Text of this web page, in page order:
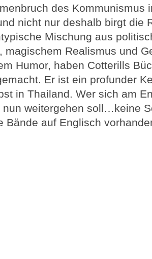
des Kommunismus
nicht nur deshalb birgt die
Mischung aus
magischem Realismus und
Humor, haben Cotterills
Er ist ein profunder
in Thailand. Wer sich am
nun weitergehen soll…keine
Bände auf Englisch